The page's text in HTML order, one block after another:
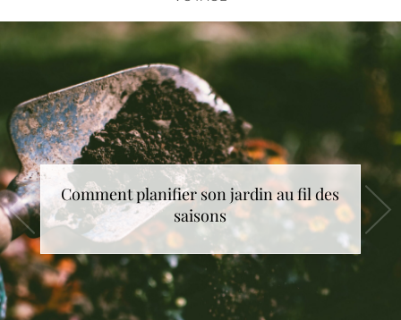
Comment planifier son jardin au fil des
saisons